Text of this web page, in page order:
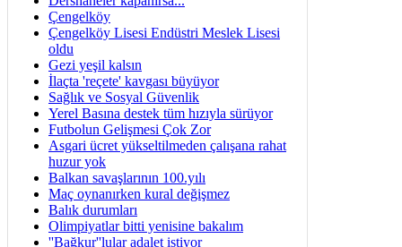
Çengelköy
Çengelköy Lisesi Endüstri Meslek Lisesi
oldu
Gezi yeşil kalsın
İlaçta 'reçete' kavgası büyüyor
Sağlık ve Sosyal Güvenlik
Yerel Basına destek tüm hızıyla sürüyor
Futbolun Gelişmesi Çok Zor
Asgari ücret yükseltilmeden çalışana rahat
huzur yok
Balkan savaşlarının 100.yılı
Maç oynanırken kural değişmez
Balık durumları
Olimpiyatlar bitti yenisine bakalım
''Bağkur''lular adalet istiyor